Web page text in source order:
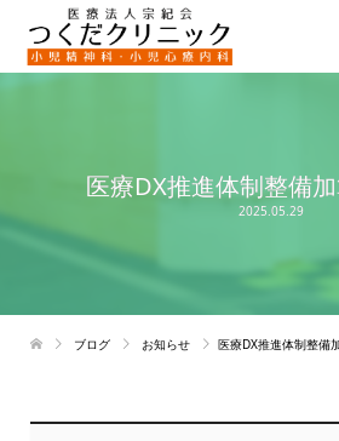
医療DX推進体制整備
2025.05.29
ブログ お知らせ 医療DX推進体制整備